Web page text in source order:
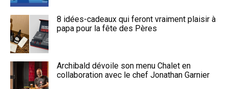
8 idées-cadeaux qui feront vraiment plaisir à
papa pour la fête des Pères
Archibald dévoile son menu Chalet en
collaboration avec le chef Jonathan Garnier